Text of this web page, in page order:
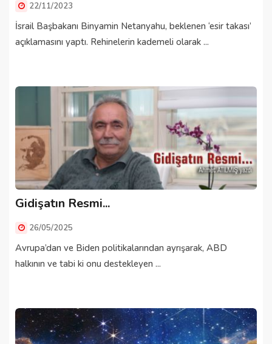
22/11/2023
İsrail Başbakanı Binyamin Netanyahu, beklenen ‘esir takası’
açıklamasını yaptı. Rehinelerin kademeli olarak ...
Gidişatın Resmi...
26/05/2025
Avrupa’dan ve Biden politikalarından ayrışarak, ABD
halkının ve tabi ki onu destekleyen ...